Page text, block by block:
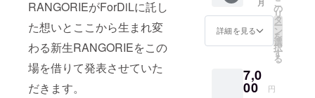
RANGORIEがForDiLに託し
た想いとここから生まれ変
わる新生RANGORIEをこの
場を借りて発表させていた
だきます。
加物等
の食品
表示は
記され
ます。
厚木監
修チキ
ンカ
(2人前)
③自宅
シャル
キャン
ドルナ
イト 夜
風と波
感じな
がら、
瞑想や
詳細を見る
の
リ
タ
ー
ン
を
選
択
す
る
7,0
00 円